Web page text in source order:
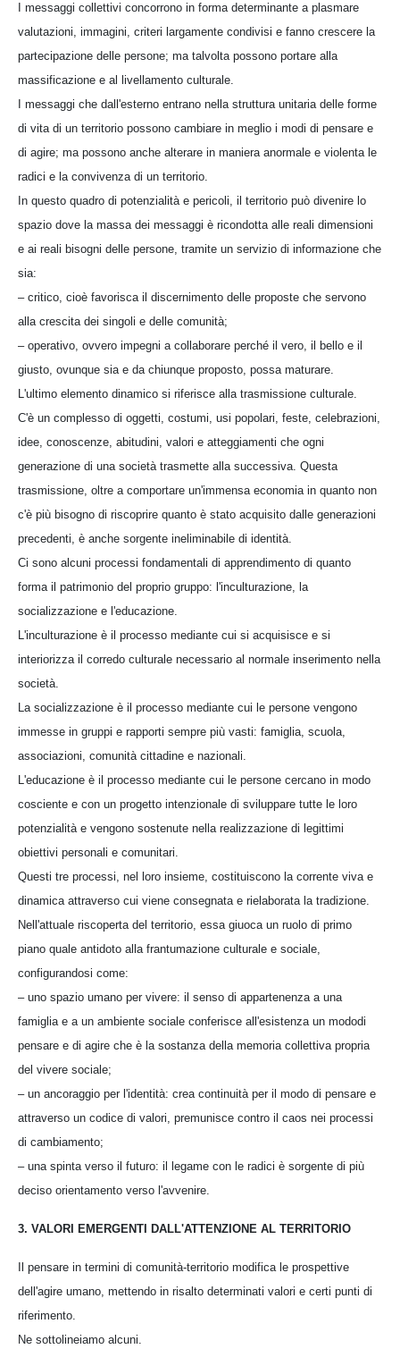
I messaggi collettivi concorrono in forma determinante a plasmare
valutazioni, immagini, criteri largamente condivisi e fanno crescere la
partecipazione delle persone; ma talvolta possono portare alla
massificazione e al livellamento culturale.
I messaggi che dall'esterno entrano nella struttura unitaria delle forme
di vita di un territorio possono cambiare in meglio i modi di pensare e
di agire; ma possono anche alterare in maniera anormale e violenta le
radici e la convivenza di un territorio.
In questo quadro di potenzialità e pericoli, il territorio può divenire lo
spazio dove la massa dei messaggi è ricondotta alle reali dimensioni
e ai reali bisogni delle persone, tramite un servizio di informazione che
sia:
– critico, cioè favorisca il discernimento delle proposte che servono
alla crescita dei singoli e delle comunità;
– operativo, ovvero impegni a collaborare perché il vero, il bello e il
giusto, ovunque sia e da chiunque proposto, possa maturare.
L'ultimo elemento dinamico si riferisce alla trasmissione culturale.
C'è un complesso di oggetti, costumi, usi popolari, feste, celebrazioni,
idee, conoscenze, abitudini, valori e atteggiamenti che ogni
generazione di una società trasmette alla successiva. Questa
trasmissione, oltre a comportare un'immensa economia in quanto non
c'è più bisogno di riscoprire quanto è stato acquisito dalle generazioni
precedenti, è anche sorgente ineliminabile di identità.
Ci sono alcuni processi fondamentali di apprendimento di quanto
forma il patrimonio del proprio gruppo: l'inculturazione, la
socializzazione e l'educazione.
L'inculturazione è il processo mediante cui si acquisisce e si
interiorizza il corredo culturale necessario al normale inserimento nella
società.
La socializzazione è il processo mediante cui le persone vengono
immesse in gruppi e rapporti sempre più vasti: famiglia, scuola,
associazioni, comunità cittadine e nazionali.
L'educazione è il processo mediante cui le persone cercano in modo
cosciente e con un progetto intenzionale di sviluppare tutte le loro
potenzialità e vengono sostenute nella realizzazione di legittimi
obiettivi personali e comunitari.
Questi tre processi, nel loro insieme, costituiscono la corrente viva e
dinamica attraverso cui viene consegnata e rielaborata la tradizione.
Nell'attuale riscoperta del territorio, essa giuoca un ruolo di primo
piano quale antidoto alla frantumazione culturale e sociale,
configurandosi come:
– uno spazio umano per vivere: il senso di appartenenza a una
famiglia e a un ambiente sociale conferisce all'esistenza un mododi
pensare e di agire che è la sostanza della memoria collettiva propria
del vivere sociale;
– un ancoraggio per l'identità: crea continuità per il modo di pensare e
attraverso un codice di valori, premunisce contro il caos nei processi
di cambiamento;
– una spinta verso il futuro: il legame con le radici è sorgente di più
deciso orientamento verso l'avvenire.
3. VALORI EMERGENTI DALL'ATTENZIONE AL TERRITORIO
Il pensare in termini di comunità-territorio modifica le prospettive
dell'agire umano, mettendo in risalto determinati valori e certi punti di
riferimento.
Ne sottolineiamo alcuni.